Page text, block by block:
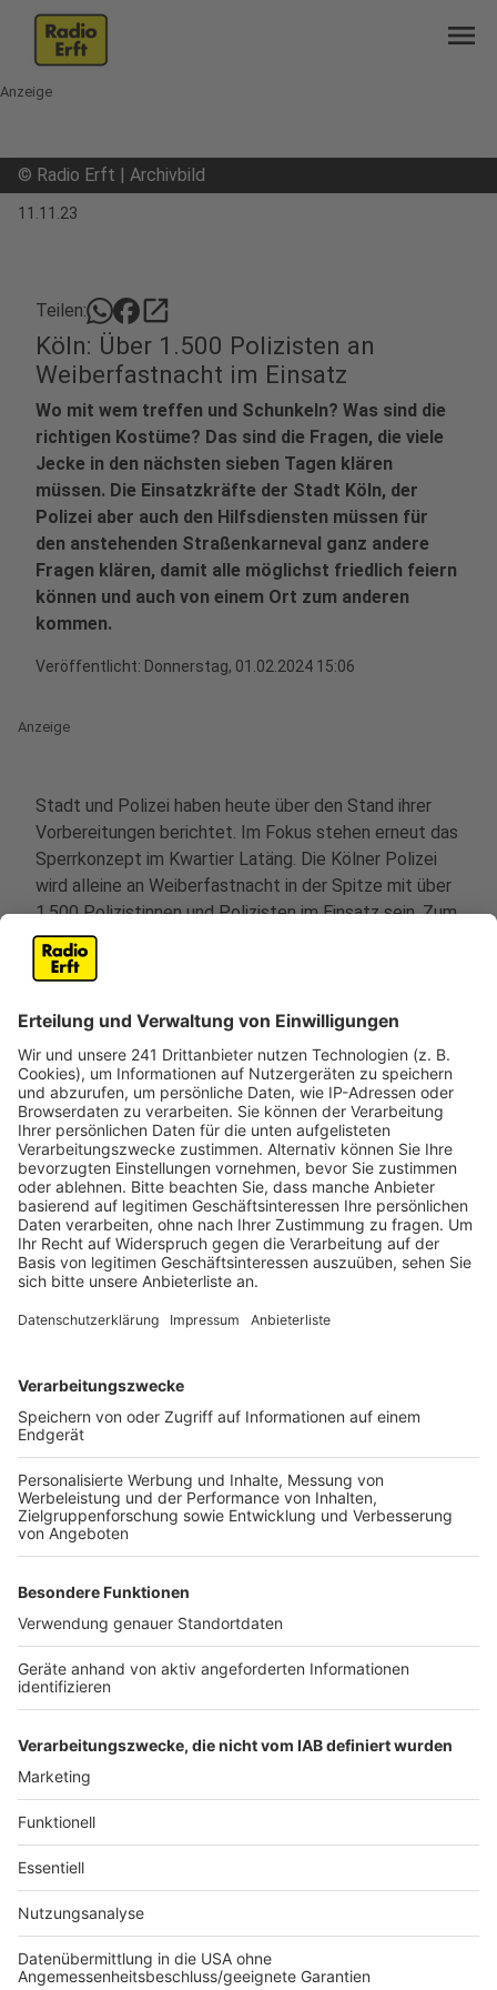
menu
Anzeige
© Radio Erft | Archivbild
11.11.23
Teilen: open_in_new
Köln: Über 1.500 Polizisten an
Weiberfastnacht im Einsatz
Wo mit wem treffen und Schunkeln? Was sind die
richtigen Kostüme? Das sind die Fragen, die viele
Jecke in den nächsten sieben Tagen klären
müssen. Die Einsatzkräfte der Stadt Köln, der
Polizei aber auch den Hilfsdiensten müssen für
den anstehenden Straßenkarneval ganz andere
Fragen klären, damit alle möglichst friedlich feiern
können und auch von einem Ort zum anderen
kommen.
Veröffentlicht: Donnerstag, 01.02.2024 15:06
Anzeige
Stadt und Polizei haben heute über den Stand ihrer
Vorbereitungen berichtet. Im Fokus stehen erneut das
Sperrkonzept im Kwartier Latäng. Die Kölner Polizei
wird alleine an Weiberfastnacht in der Spitze mit über
1.500 Polizistinnen und Polizisten im Einsatz sein. Zum
Schutz der Synagoge wird diese wie bereits am 11.11.
mit Gittern abgesperrt. Zusätzliche Maßnahmen zur
Lotz. Anders als an Silvester gäbe es keine konkreten
Gefahrenhinweise.
Die Stadt Köln wird mit über 200
Ordnungsamtsmitarbeitern im Einsatz sein, zusätzlich
sind rund 1.000 private Sicherheitskräfte engagiert,
vor allem um die Einlässe ins Kwartier Latäng zu
kontrollieren.
Anzeige
©Stadt Köln
Anzeige
Für den Fall, dass an Weiberfastnacht zu viele
Feiernde die Zülpicher Straße ansteuern sollten, wird
die Stadt Köln auf der nahegelegenen Uniwiese eine
aber nur zweitweise nutzen. Damit die Wiese
geschützt wird, soll eine Fachfirma die Wiese mit
Platten abdecken. Die Bereiche der Uniwiese, die nicht
genutzt werden können oder sollen, sollen abgesperrt
werden. Erstmals sollen es auch Absperrungen auf
Teilflächen rund um den Aachener Weiher geben.
Anzeige
Anzeige